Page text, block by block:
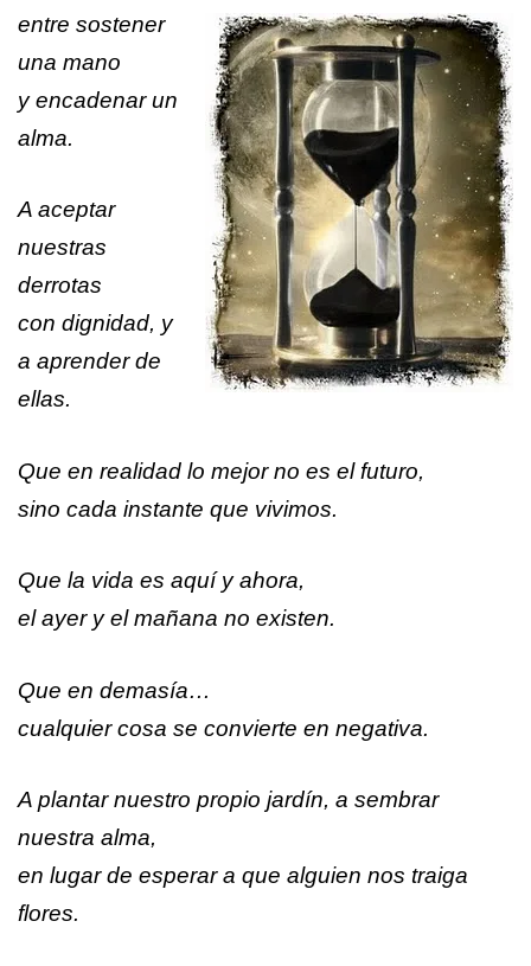
entre sostener
una mano
y encadenar un
alma.
A aceptar
nuestras
derrotas
con dignidad, y
a aprender de
ellas.
Que en realidad lo mejor no es el futuro,
sino cada instante que vivimos.
Que la vida es aquí y ahora,
el ayer y el mañana no existen.
Que en demasía…
cualquier cosa se convierte en negativa.
A plantar nuestro propio jardín, a sembrar
nuestra alma,
en lugar de esperar a que alguien nos traiga
flores.